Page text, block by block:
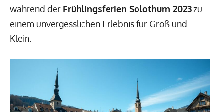
während der Frühlingsferien Solothurn 2023zu
einem unvergesslichen Erlebnis für Groß und
Klein.